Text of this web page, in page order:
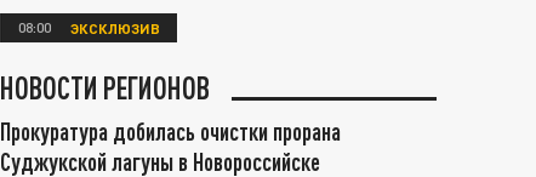
08:00 ЭКСКЛЮЗИВ
НОВОСТИ РЕГИОНОВ
Прокуратура добилась очистки прорана
Суджукской лагуны в Новороссийске